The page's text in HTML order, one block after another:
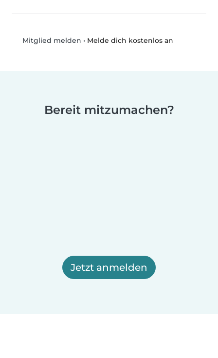
Mitglied melden • Melde dich kostenlos an
Bereit mitzumachen?
Jetzt anmelden